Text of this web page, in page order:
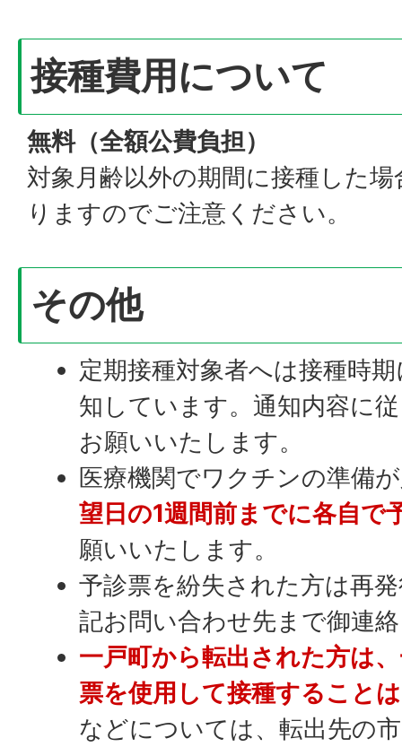
接種費用について
無料（全額公費負担）
対象月齢以外の期間に接種した
りますのでご注意ください。
その他
定期接種対象者へは接種時
知しています。通知内容に
お願いいたします。
医療機関でワクチンの準備
望日の1週間前までに各自で
願いいたします。
予診票を紛失された方は再
記お問い合わせ先まで御連
一戸町から転出された方は
票を使用して接種すること
などについては、転出先の